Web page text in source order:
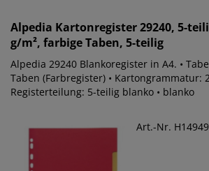
Alpedia Kartonregister 29240, 5-
g/m², farbige Taben, 5-teilig
Alpedia 29240 Blankoregister in A4. •
Taben (Farbregister) • Kartongrammatur:
Registerteilung: 5-teilig blanko • blanko
Art.-Nr.